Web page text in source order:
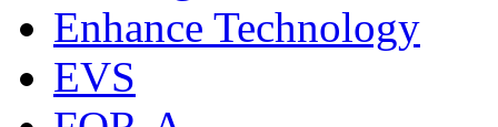
Enhance Technology
EVS